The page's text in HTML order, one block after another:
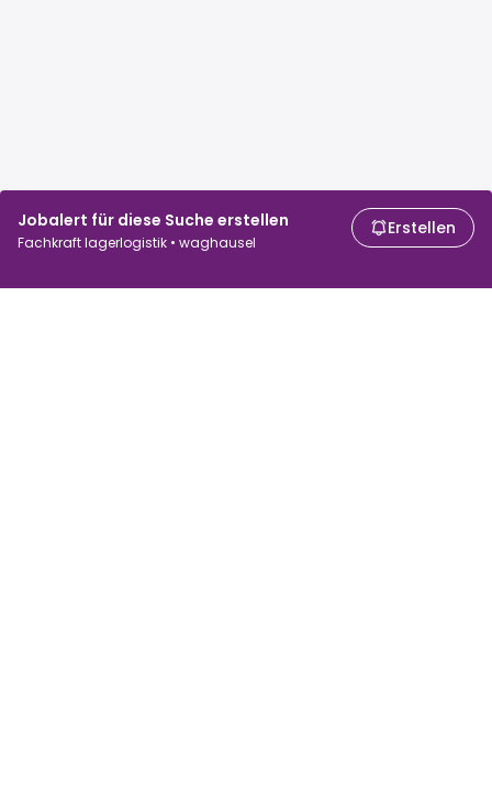
Jobalert für diese Suche erstellen
Fachkraft lagerlogistik • waghausel
Erstellen